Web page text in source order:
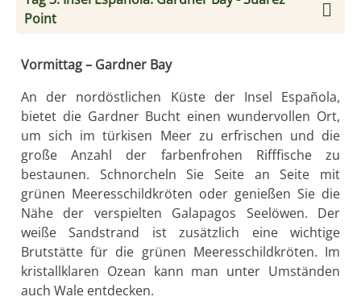
Point
Vormittag – Gardner Bay
An der nordöstlichen Küste der Insel Española,
bietet die Gardner Bucht einen wundervollen Ort,
um sich im türkisen Meer zu erfrischen und die
große Anzahl der farbenfrohen Rifffische zu
bestaunen. Schnorcheln Sie Seite an Seite mit
grünen Meeresschildkröten oder genießen Sie die
Nähe der verspielten Galapagos Seelöwen. Der
weiße Sandstrand ist zusätzlich eine wichtige
Brutstätte für die grünen Meeresschildkröten. Im
kristallklaren Ozean kann man unter Umständen
auch Wale entdecken.